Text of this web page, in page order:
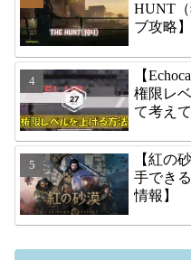
HUNT
ブ攻略】
【
権限レ
て考え
【紅の
手でき
情報】